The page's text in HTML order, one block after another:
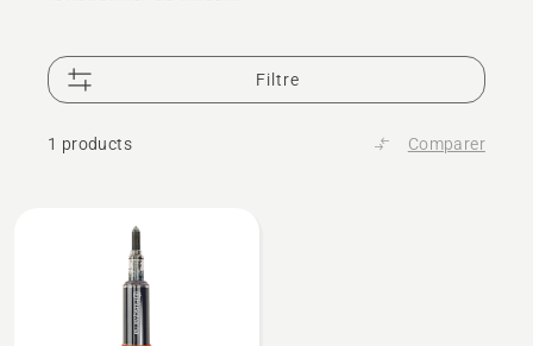
Filtre
1 products Comparer